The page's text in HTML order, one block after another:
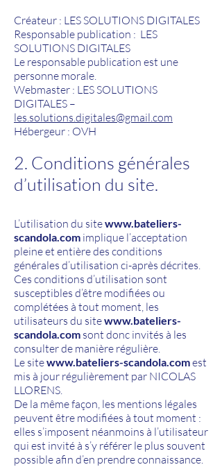
Créateur : LES SOLUTIONS DIGITALES
Responsable publication : LES
SOLUTIONS DIGITALES
Le responsable publication est une
personne morale.
Webmaster : LES SOLUTIONS
DIGITALES –
les.solutions.digitales@gmail.com
Hébergeur : OVH
2. Conditions générales
d’utilisation du site.
L’utilisation du sitewww.bateliers-
scandola.com implique l’acceptation
pleine et entière des conditions
générales d’utilisation ci-après décrites.
Ces conditions d’utilisation sont
susceptibles d’être modifiées ou
complétées à tout moment, les
utilisateurs du sitewww.bateliers-
scandola.com sont donc invités à les
consulter de manière régulière.
Le sitewww.bateliers-scandola.comest
mis à jour régulièrement par NICOLAS
LLORENS.
De la même façon, les mentions légales
peuvent être modifiées à tout moment :
elles s’imposent néanmoins à l’utilisateur
qui est invité à s’y référer le plus souvent
possible afin d’en prendre connaissance.